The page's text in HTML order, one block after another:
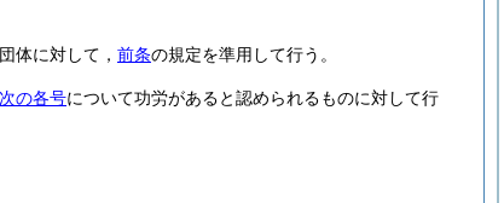
体に対して， 前条の規定を準用して行う。
次の各号について功労があると認められるものに対して行